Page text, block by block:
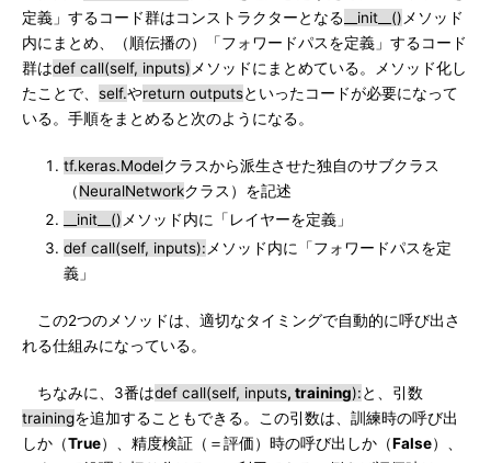
定義」するコード群はコンストラクターとなる __init__() メソッド
内にまとめ、（順伝播の）「フォワードパスを定義」するコード
群はdef call(self, inputs) メソッドにまとめている。メソッド化し
たことで、 self.やreturn outputsといったコードが必要になって
いる。手順をまとめると次のようになる。
tf.keras.Modelクラスから派生させた独自のサブクラス
（NeuralNetworkクラス）を記述
__init__() メソッド内に「レイヤーを定義」
def call(self, inputs): メソッド内に「フォワードパスを定
義」
この2つのメソッドは、適切なタイミングで自動的に呼び出さ
れる仕組みになっている。
ちなみに、3番はdef call(self, inputs, training):と、引数
trainingを追加することもできる。この引数は、訓練時の呼び出
しか（True）、精度検証（＝評価）時の呼び出しか（False）、